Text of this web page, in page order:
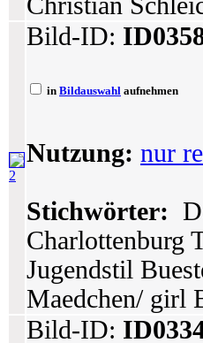
2
Bild-ID:
in Bildauswahl aufnehmen
Nutzung: nur
Stichwörter:
Charlottenburg
Jugendstil
Maedchen/ girl
Bild-ID: